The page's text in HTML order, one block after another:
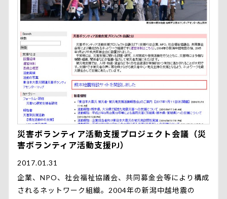
災害ボランティア活動支援プロジェクト会議（災
害ボランティア活動支援PJ）
2017.01.31
企業、NPO、社会福祉協議会、共同募金会等により構成
されるネットワーク組織。2004年の新潟中越地震の